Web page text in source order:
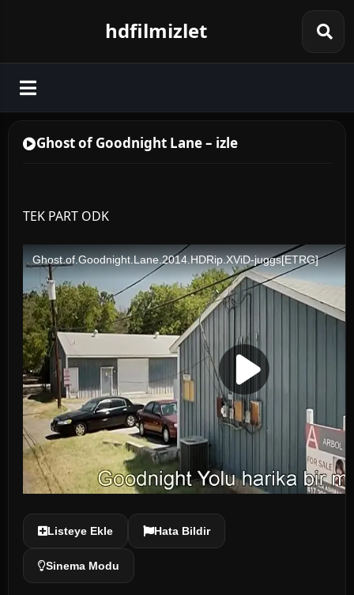
hdfilmizlet
Ghost of Goodnight Lane – izle
TEK PART ODK
Listeye Ekle Hata Bildir
Sinema Modu